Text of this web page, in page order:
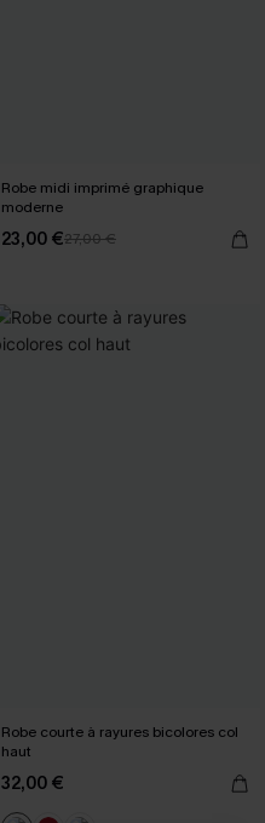
Robe midi imprimé graphique
moderne
23,00 €27,00 €
Robe courte à rayures bicolores col
haut
32,00 €